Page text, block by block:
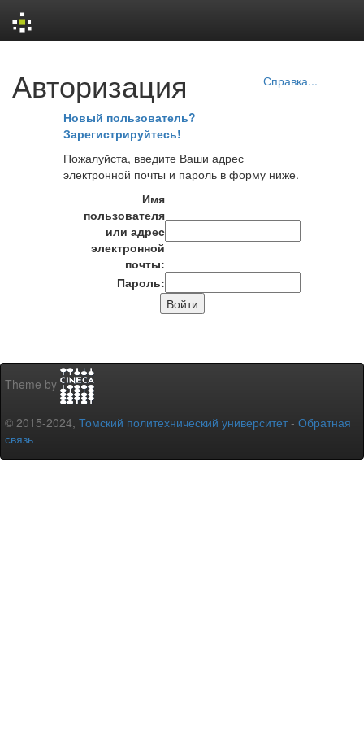
navigation
Авторизация Справка...
Новый пользователь?
Зарегистрируйтесь!
Пожалуйста, введите Ваши адрес
электронной почты и пароль в форму ниже.
Имя
пользователя
или адрес
электронной
почты:
Пароль:
Theme by
© 2015-2024, Томский политехнический университет - Обратная
связь